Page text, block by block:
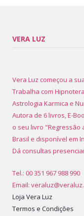
VERA LUZ
Vera Luz começou a
Trabalha com
Astrologia Karmica e
Autora de 6 livros, E-
o seu livro "Regressão
Brasil e disponível em
Dá consultas
Tel.: 00 351 967 988 990
Email:
Loja Vera Luz
Termos e Condições